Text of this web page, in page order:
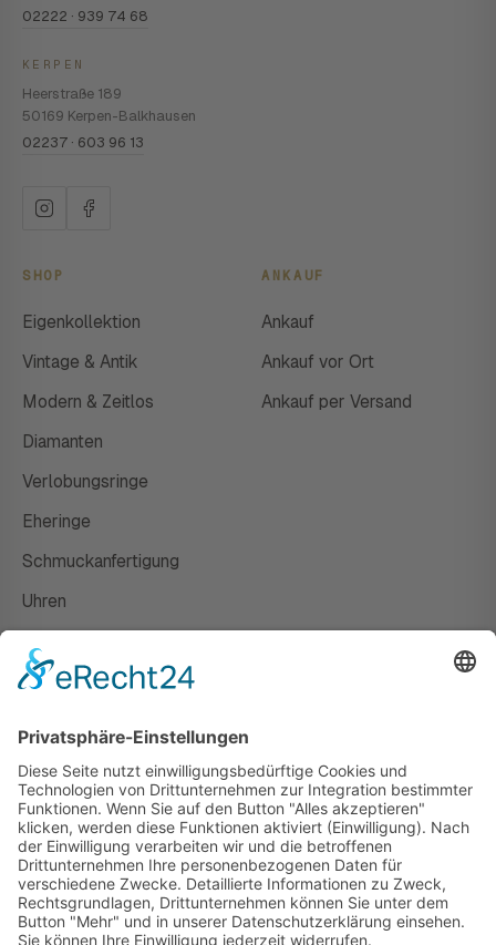
02222 · 939 74 68
KERPEN
Heerstraße 189
50169 Kerpen-Balkhausen
02237 · 603 96 13
SHOP
Eigenkollektion
Vintage & Antik
Modern & Zeitlos
Diamanten
Verlobungsringe
Eheringe
Schmuckanfertigung
Uhren
ANKAUF
Ankauf
Ankauf vor Ort
Ankauf per Versand
Susanne Steiger
Geschäfte
Newsletter
Kontakt